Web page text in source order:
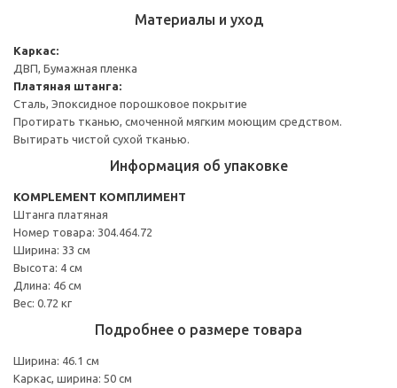
Материалы и уход
Каркас:
ДВП, Бумажная пленка
Платяная штанга:
Сталь, Эпоксидное порошковое покрытие
Протирать тканью, смоченной мягким моющим средством.
Вытирать чистой сухой тканью.
Информация об упаковке
KOMPLEMENT КОМПЛИМЕНТ
Штанга платяная
Номер товара: 304.464.72
Ширина: 33 см
Высота: 4 см
Длина: 46 см
Вес: 0.72 кг
Подробнее о размере товара
Ширина: 46.1 см
Каркас, ширина: 50 см